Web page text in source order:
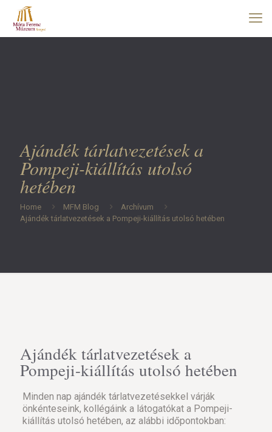
Ajándék tárlatvezetések a
Pompeji-kiállítás utolsó
hetében
Home MFM Blog
Archívum
Ajándék tárlatvezetések a Pompeji-kiállítás utolsó hetében
Ajándék tárlatvezetések a
Pompeji-kiállítás utolsó hetében
Minden nap ajándék tárlatvezetésekkel várják
önkénteseink, kollégáink a látogatókat a Pompeji-
kiállítás utolsó hetében, az alábbi időpontokban: